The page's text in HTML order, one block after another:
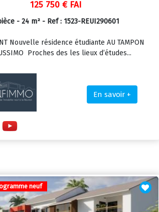
125 750 € FAI
- 24 m² - Ref : 1523-REUI290601
Nouvelle résidence étudiante AU TAMPON
Proches des les lieux d’études...
En savoir +
neuf